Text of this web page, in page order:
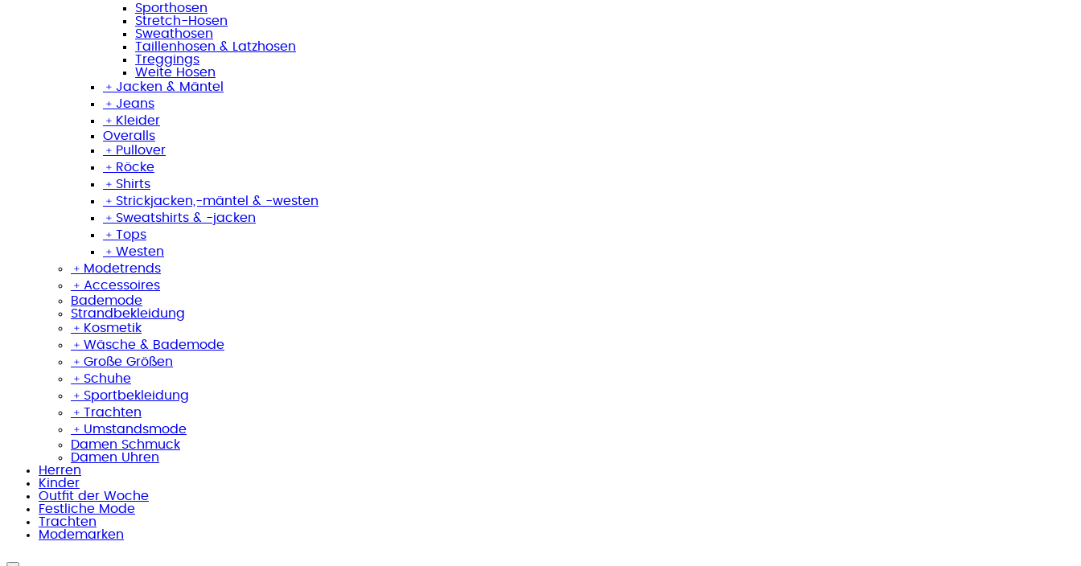
Sporthosen
Stretch-Hosen
Sweathosen
Taillenhosen & Latzhosen
Treggings
Weite Hosen
﹢ Jacken & Mäntel
﹢ Jeans
﹢ Kleider
Overalls
﹢ Pullover
﹢ Röcke
﹢ Shirts
﹢ Strickjacken,-mäntel & -westen
﹢ Sweatshirts & -jacken
﹢ Tops
﹢ Westen
﹢ Modetrends
﹢ Accessoires
Bademode
Strandbekleidung
﹢ Kosmetik
﹢ Wäsche & Bademode
﹢ Große Größen
﹢ Schuhe
﹢ Sportbekleidung
﹢ Trachten
﹢ Umstandsmode
Damen Schmuck
Damen Uhren
Herren
Kinder
Outfit der Woche
Festliche Mode
Trachten
Modemarken